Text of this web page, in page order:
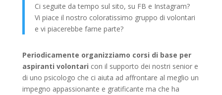
Ci seguite da tempo sul sito, su FB e Instagram?
Vi piace il nostro coloratissimo gruppo di volontari
e vi piacerebbe farne parte?
Periodicamente organizziamo corsi di base per
aspiranti volontari con il supporto dei nostri senior e
di uno psicologo che ci aiuta ad affrontare al meglio un
impegno appassionante e gratificante ma che ha